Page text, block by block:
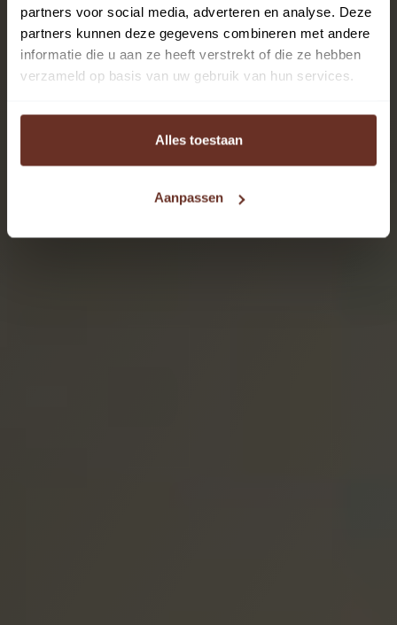
partners voor social media, adverteren en analyse. Deze
partners kunnen deze gegevens combineren met andere
informatie die u aan ze heeft verstrekt of die ze hebben
verzameld op basis van uw gebruik van hun services.
Alles toestaan
Aanpassen